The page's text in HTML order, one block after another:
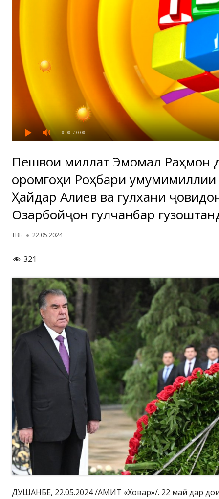
0:00 / 0:00
Пешвои миллат Эмомалӣ Раҳмон
оромгоҳи Роҳбари
Ҳайдар Алиев ва гулхани
Озарбойҷон гулчанбар
Автор
ТВБ Опубликовано
22.05.2024
321
ДУШАНБЕ, 22.05.2024 /АМИТ «Ховар»/. 22 май дар